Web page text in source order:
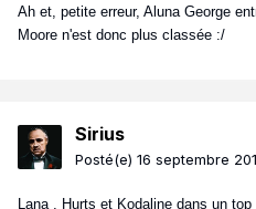
Ah et, petite erreur, Aluna George
Moore n'est donc plus classée :/
Sirius
Posté(e) 16 septembre
Lana , Hurts et Kodaline dans un